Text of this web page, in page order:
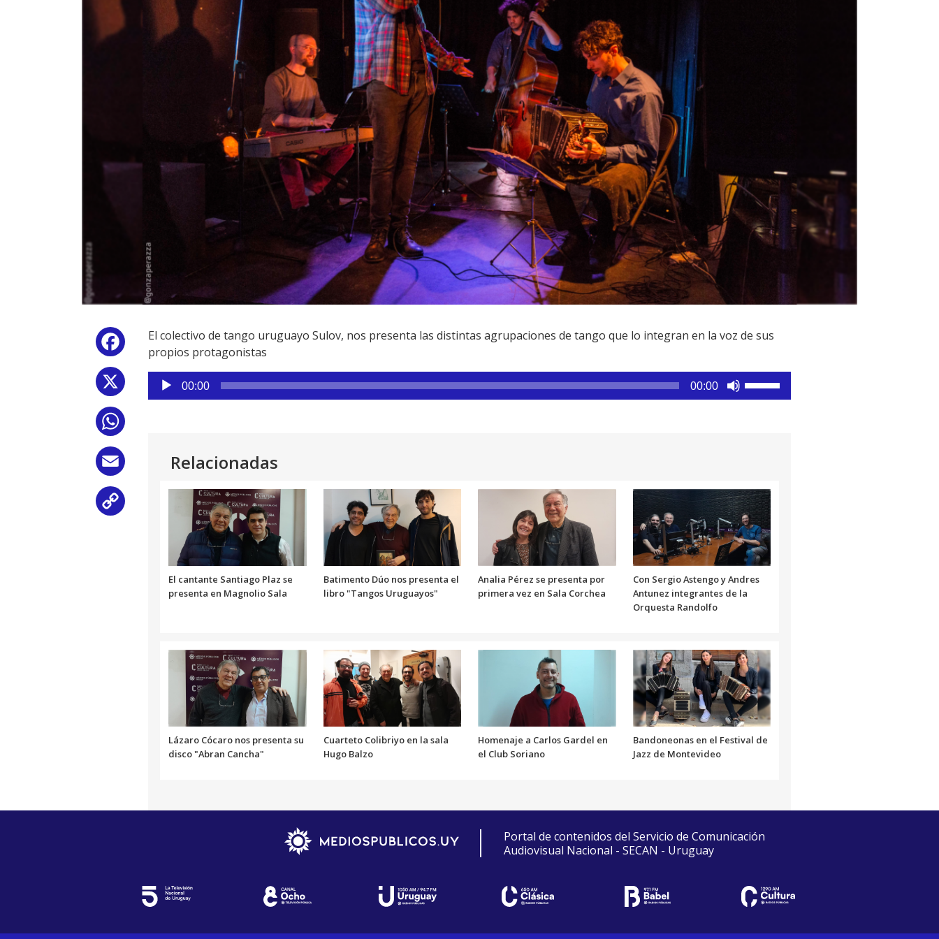
Facebook
El colectivo de tango uruguayo Sulov, nos presenta las distintas agrupaciones de tango que lo integran en la voz de sus
propios protagonistas
Reproductor
de
00:00 00:00
aumentar
o
disminuir
el
volumen.
Relacionadas
El cantante Santiago Plaz se
presenta en Magnolio Sala
Batimento Dúo nos presenta el
libro "Tangos Uruguayos"
Analia Pérez se presenta por
primera vez en Sala Corchea
Con Sergio Astengo y Andres
Antunez integrantes de la
Orquesta Randolfo
Lázaro Cócaro nos presenta su
disco "Abran Cancha"
Cuarteto Colibriyo en la sala
Hugo Balzo
Homenaje a Carlos Gardel en
el Club Soriano
Bandoneonas en el Festival de
Jazz de Montevideo
Portal de contenidos del Servicio de Comunicación
Audiovisual Nacional - SECAN - Uruguay